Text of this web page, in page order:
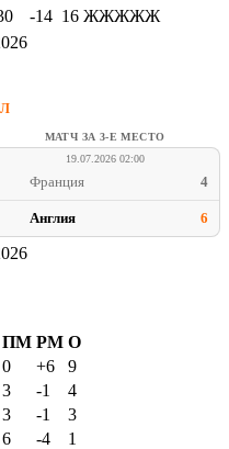
-14 16 ЖЖЖЖЖ
МАТЧ ЗА 3-Е МЕСТО
19.07.2026 02:00
Франция 4
Англия 6
ПМ РМ О
0 +6
9
3 -1
4
3 -1
3
6 -4
1